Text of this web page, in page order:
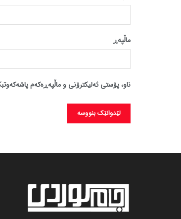
ماڵپه‌ڕ
ناو، پۆستی ئەلیکترۆنی و ماڵپەڕەکەم